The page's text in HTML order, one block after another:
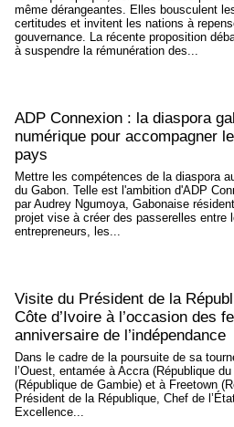
même dérangeantes. Elles bousculent
certitudes et invitent les nations à
gouvernance. La récente proposition
à suspendre la rémunération des...
ADP Connexion : la diaspora
numérique pour accompagner
pays
Mettre les compétences de la diaspora
du Gabon. Telle est l'ambition d'ADP
par Audrey Ngumoya, Gabonaise
projet vise à créer des passerelles entre
entrepreneurs, les...
Visite du Président de la
Côte d’Ivoire à l’occasion des
anniversaire de l’indépendance
Dans le cadre de la poursuite de sa
l’Ouest, entamée à Accra (République
(République de Gambie) et à Freetown
Président de la République, Chef de
Excellence...